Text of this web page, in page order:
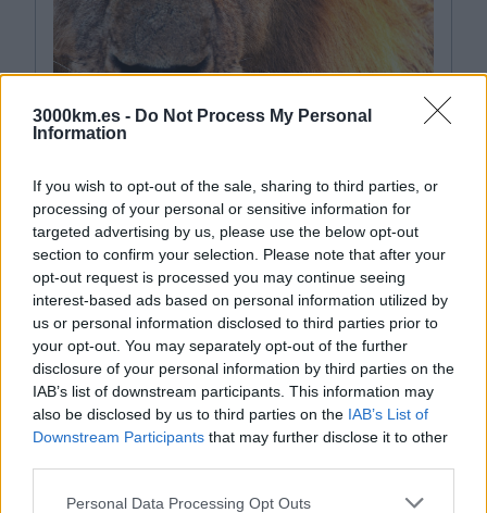
3000km.es - Do Not Process My Personal
Information
If you wish to opt-out of the sale, sharing to third parties, or
processing of your personal or sensitive information for
targeted advertising by us, please use the below opt-out
section to confirm your selection. Please note that after your
opt-out request is processed you may continue seeing
interest-based ads based on personal information utilized by
us or personal information disclosed to third parties prior to
your opt-out. You may separately opt-out of the further
disclosure of your personal information by third parties on the
IAB’s list of downstream participants. This information may
also be disclosed by us to third parties on the IAB’s List of
Downstream Participants that may further disclose it to other
Please note that this website/app uses one or more Google
Personal Data Processing Opt Outs
TANZANIA
30 Jul – 15 Ago
Amaneceres en la sabana del Serengeti, manadas de
elefantes cruzando el horizonte, el cráter del
Ngorongoro como escenario de otro mundo…
+